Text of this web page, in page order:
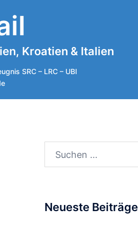
Kroatien & Italien
SRC – LRC – UBI
Suchen
nach:
Neueste Beiträge